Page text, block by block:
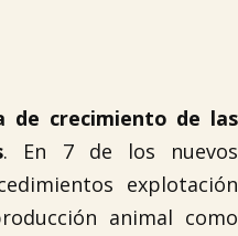
de crecimiento de las
. En 7 de los nuevos
explotación
animal como